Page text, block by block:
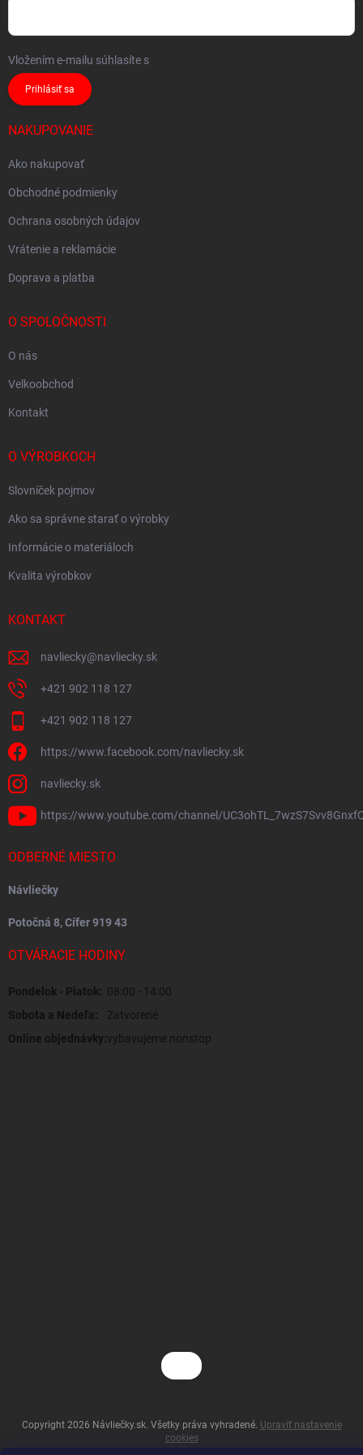
Vložením e-mailu súhlasíte s
Prihlásiť sa
NAKUPOVANIE
Ako nakupovať
Obchodné podmienky
Ochrana osobných údajov
Vrátenie a reklamácie
Doprava a platba
O SPOLOČNOSTI
O nás
Velkoobchod
Kontakt
O VÝROBKOCH
Slovníček pojmov
Ako sa správne starať o výrobky
Informácie o materiáloch
Kvalita výrobkov
KONTAKT
navliecky@navliecky.sk
+421 902 118 127
+421 902 118 127
https://www.facebook.com/navliecky.sk
navliecky.sk
https://www.youtube.com/channel/
ODBERNÉ MIESTO
Návliečky
Potočná 8, Cífer 919 43
OTVÁRACIE HODINY
Pondelok - Piatok: 08:00 - 14:00
Sobota a Nedeľa:
Zatvorené
Online objednávky:vybavujeme nonstop
Copyright 2026 Návliečky.sk. Všetky práva vyhradené. Upraviť nastavenie
cookies